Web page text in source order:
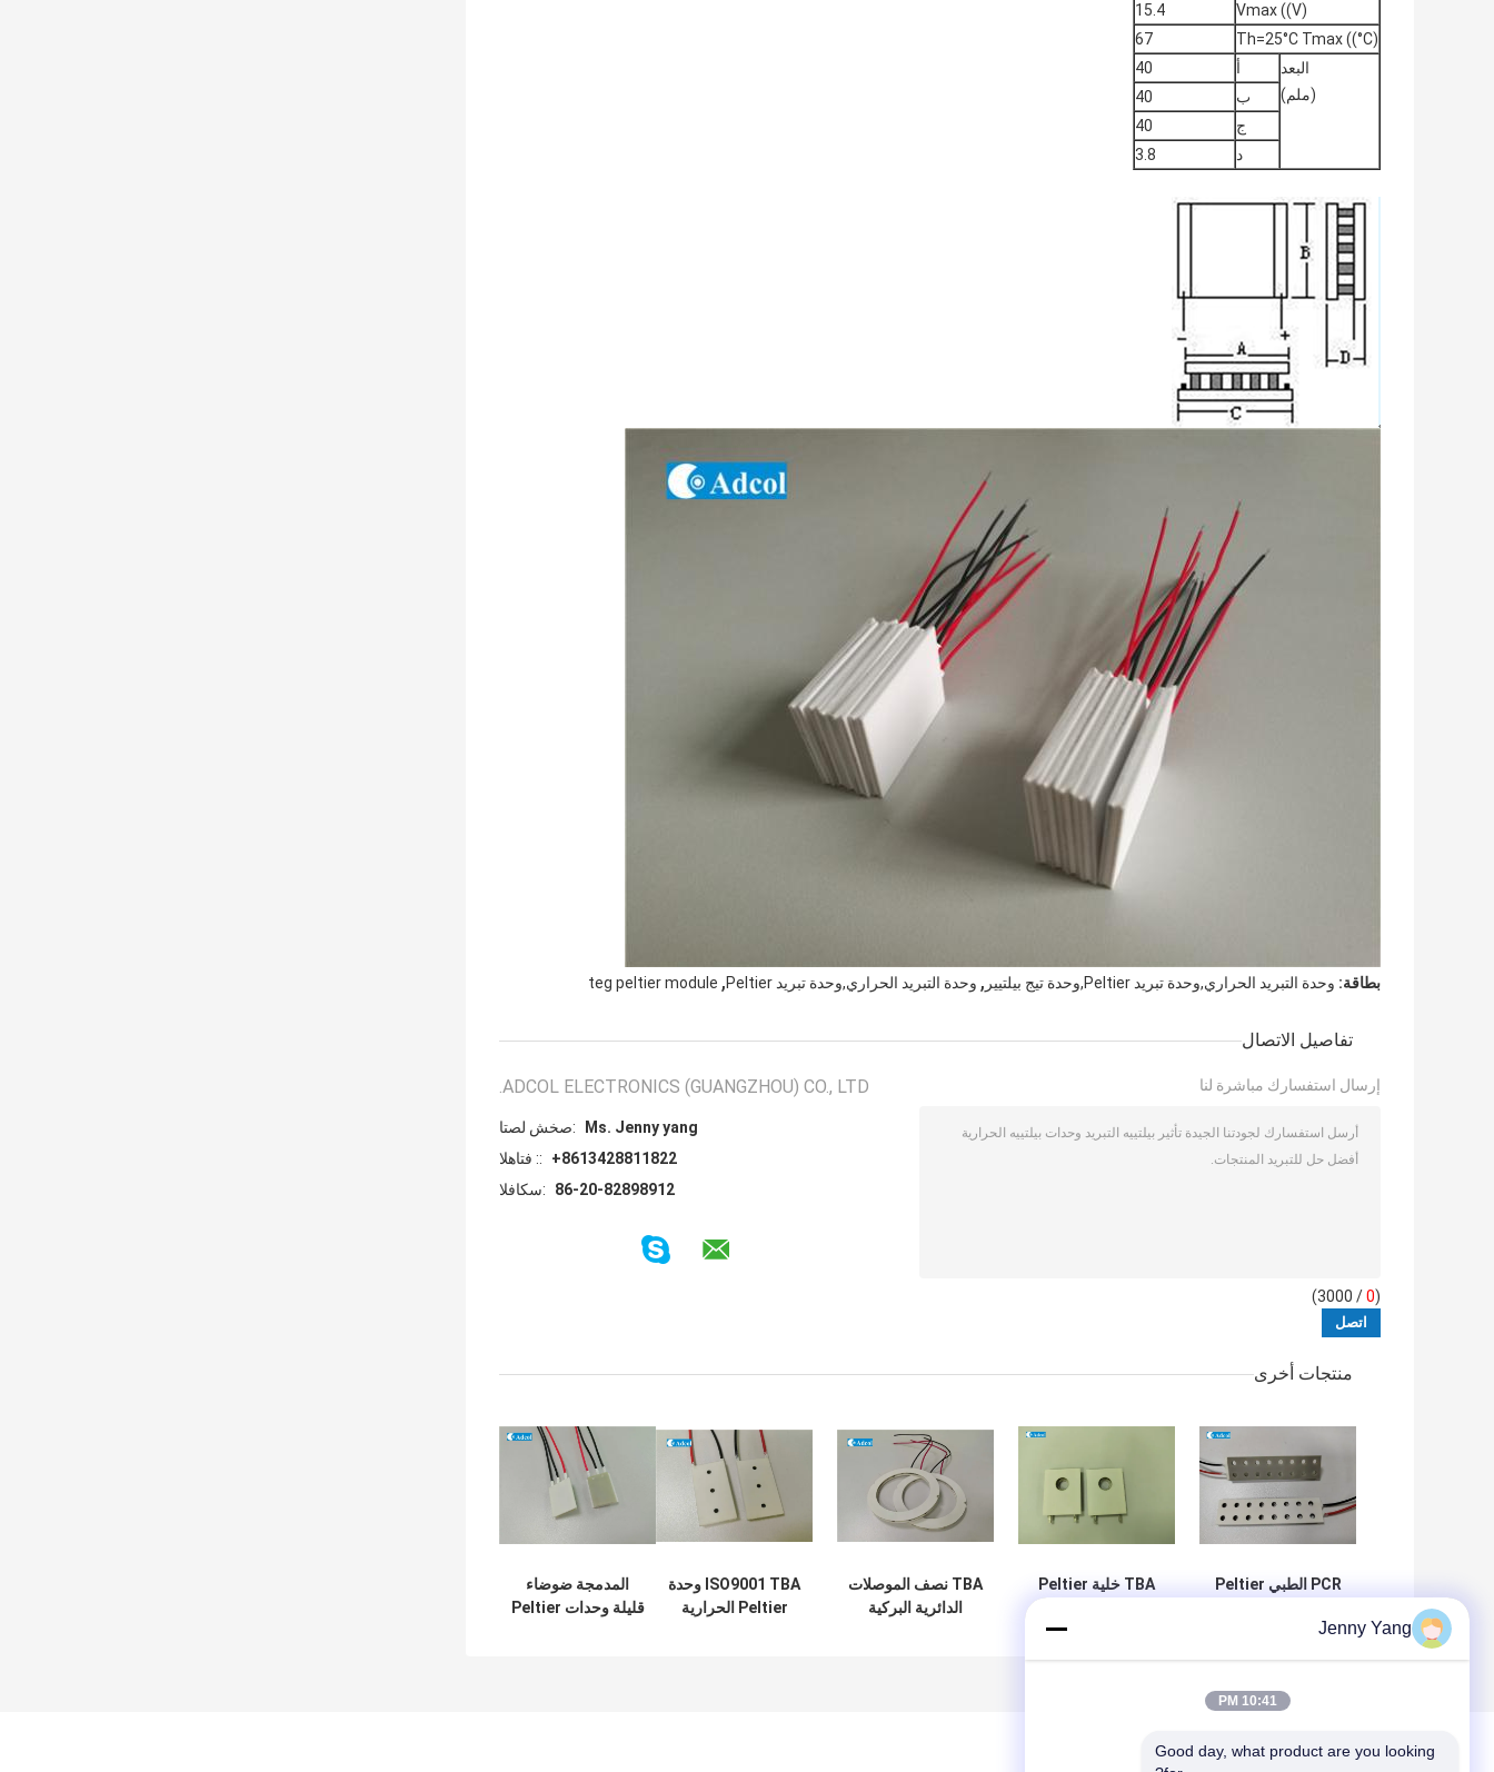
Vmax ((V)
15.4
Th=25°C Tmax ((°C)
67
البعد
(ملم)
أ
40
ب
40
ج
40
د
3.8
بطاقة: وحدة التبريد الحراري,وحدة تبريد Peltier,وحدة تيج بيلتيير , وحدة التبريد الحراري,وحدة تبريد Peltier ,
teg peltier module
تفاصيل الاتصال
ADCOL ELECTRONICS (GUANGZHOU) CO., LTD.
اتصل شخص:
Ms. Jenny yang
الهاتف ::
+8613428811822
الفاكس:
86-20-82898912
إرسال استفسارك مباشرة لنا
(
0
/ 3000)
منتجات أخرى
PCR الطبي Peltier
TBA خلية Peltier
كهربائية TEC مع
TBA نصف الموصلات
الدائرية البركية
ISO9001 TBA وحدة
Peltier الحرارية
المدمجة ضوضاء
قليلة وحدات Peltier
Jenny Yang
10:41 PM
Good day, what product are you looking